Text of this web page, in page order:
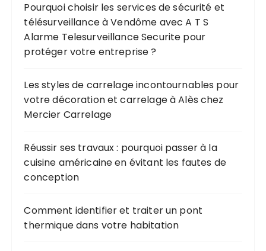
Pourquoi choisir les services de sécurité et
télésurveillance à Vendôme avec A T S
Alarme Telesurveillance Securite pour
protéger votre entreprise ?
Les styles de carrelage incontournables pour
votre décoration et carrelage à Alès chez
Mercier Carrelage
Réussir ses travaux : pourquoi passer à la
cuisine américaine en évitant les fautes de
conception
Comment identifier et traiter un pont
thermique dans votre habitation